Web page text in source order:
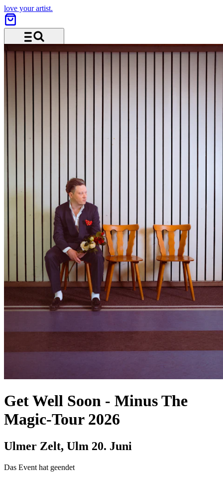
love your artist.
Menü und Suche
Get Well Soon - Minus The
Magic-Tour 2026
Ulmer Zelt, Ulm 20. Juni
Das Event hat geendet